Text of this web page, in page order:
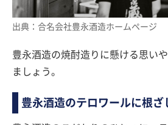
出典：合名会社豊永酒造ホームページ
豊永酒造の焼酎造りに懸ける思い
ましょう。
豊永酒造のテロワールに根ざ